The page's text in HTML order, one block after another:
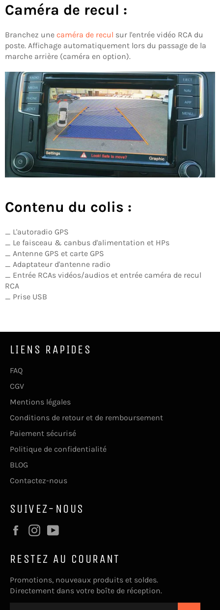
Caméra de recul :
Branchez une caméra de recul sur l'entrée vidéo RCA du
poste. Affichage automatiquement lors du passage de la
marche arrière (caméra en option).
Contenu du colis :
_ L'autoradio GPS
_ Le faisceau & canbus d'alimentation et HPs
_ Antenne GPS et carte GPS
_ Adaptateur d'antenne radio
_ Entrée RCAs vidéos/audios et entrée caméra de recul
RCA
_ Prise USB
LIENS RAPIDES
FAQ
CGV
Mentions légales
Conditions de retour et de remboursement
Paiement sécurisé
Politique de confidentialité
BLOG
Contactez-nous
SUIVEZ-NOUS
FacebookInstagram
RESTEZ AU COURANT
Promotions, nouveaux produits et soldes.
Directement dans votre boîte de réception.